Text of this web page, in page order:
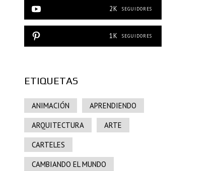
2K SEGUIDORES
1K SEGUIDORES
ETIQUETAS
ANIMACIÓN APRENDIENDO
ARQUITECTURA ARTE
CARTELES
CAMBIANDO EL MUNDO